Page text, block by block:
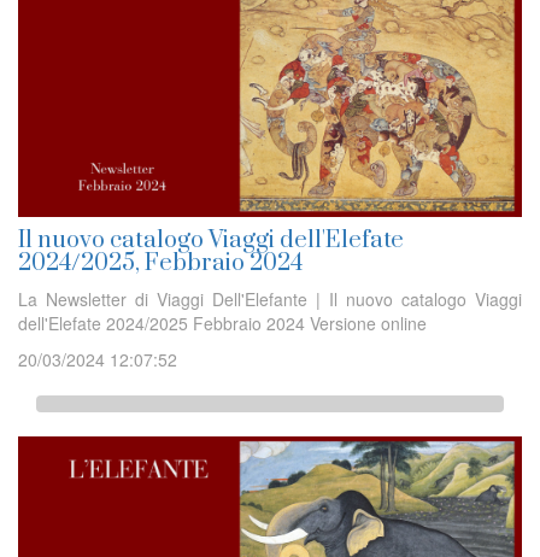
Il nuovo catalogo Viaggi dell'Elefate
2024/2025, Febbraio 2024
La Newsletter di Viaggi Dell'Elefante | Il nuovo catalogo Viaggi
dell'Elefate 2024/2025 Febbraio 2024 Versione online
20/03/2024 12:07:52